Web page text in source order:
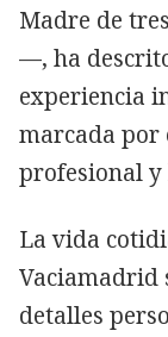
Madre de
—, ha
experiencia
marcada
profesional y
La vida
Vaciamadrid
detalles